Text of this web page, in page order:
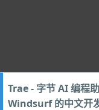
Trae - 字节 AI 编程
Windsurf 的中文开